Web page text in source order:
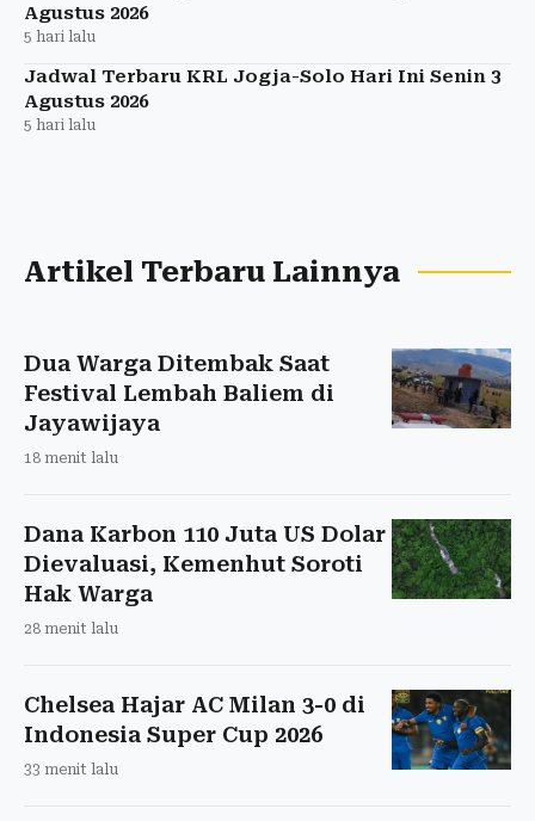
Agustus 2026
5 hari lalu
Jadwal Terbaru KRL Jogja-Solo Hari Ini Senin 3
Agustus 2026
5 hari lalu
Artikel Terbaru Lainnya
Dua Warga Ditembak Saat
Festival Lembah Baliem di
Jayawijaya
18 menit lalu
Dana Karbon 110 Juta US Dolar
Dievaluasi, Kemenhut Soroti
Hak Warga
28 menit lalu
Chelsea Hajar AC Milan 3-0 di
Indonesia Super Cup 2026
33 menit lalu